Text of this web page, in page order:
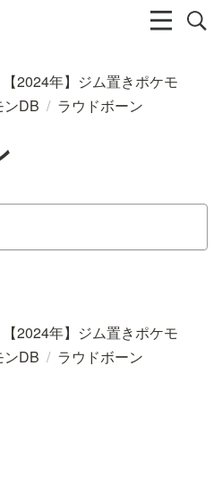
【2024年】ジム置きポケモ
ンDB / ラウドボーン
【2024年】ジム置きポケモ
ンDB / ラウドボーン